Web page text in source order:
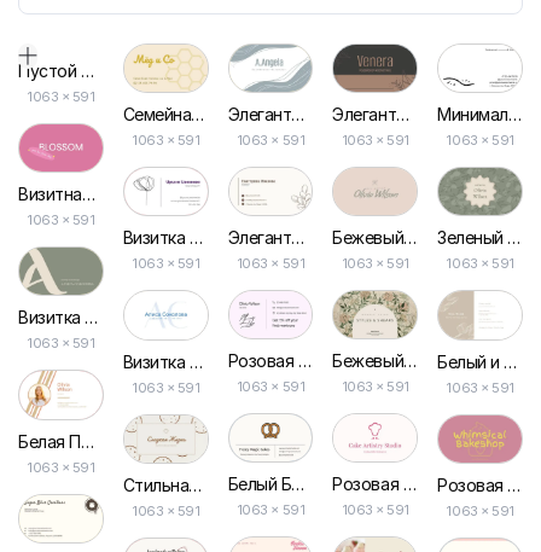
Пустой дизайн-макет
1063 × 591
Визитная Карточка Цветочного Магазина
1063 × 591
Визитка для Мастера Маникюра в Нежно-зеленых Пастельных Тонах
1063 × 591
Белая Простая Элегантная Красота Фотографа Визитка
1063 × 591
Семейная Пчеловодческая Визитка в Ярком Желтом Дизайне для Медового Бизнеса
1063 × 591
Визитка Флориста с Элегантным Дизайном
1063 × 591
Визитка Парикмахера: Бело-синяя Стильная Дизайнерская Шаблон
1063 × 591
Стильная Бежевая Визитка с Иллюстрациями для Кондитерской
1063 × 591
Элегантная Визитка в Белых и Голубых Тонах
1063 × 591
Элегантная Бежевая Минималистичная Визитная Карточка
1063 × 591
Розовая Эстетика Маникюра Визитная Карточка
1063 × 591
Белый Бежевый Минимализм Торт Кондитерская Визитка
1063 × 591
Элегантная Минималистичная Коричневая Визитка
1063 × 591
Бежевый Маникюрный Бизнес-картон
1063 × 591
Бежевый Эстетический Цветок, Красота, Прическа, Визитная Карточка
1063 × 591
Розовая Простая Карточка Бизнеса Кондитерской
1063 × 591
Минималистичная Визитка для Ювелирного Магазина
1063 × 591
Зеленый Цветочный Ногтевой Артист Маникюра Визитная Карточка
1063 × 591
Белый и Бежевый Красивый Стиль Волос Визитная Карточка
1063 × 591
Розовая и Желтая Современная Креативная Визитка для Пекарни
1063 × 591